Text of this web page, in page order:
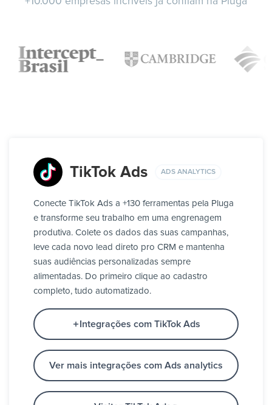
TikTok Ads ADS ANALYTICS
Conecte TikTok Ads a +130 ferramentas pela Pluga
e transforme seu trabalho em uma engrenagem
produtiva. Colete os dados das suas campanhas,
leve cada novo lead direto pro CRM e mantenha
suas audiências personalizadas sempre
alimentadas. Do primeiro clique ao cadastro
completo, tudo automatizado.
Integrações com TikTok Ads
Ver mais integrações com Ads analytics